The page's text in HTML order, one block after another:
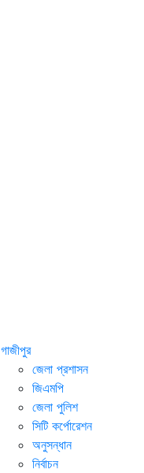
গাজীপুর
জেলা প্রশাসন
জিএমপি
জেলা পুলিশ
সিটি কর্পোরেশন
অনুসন্ধান
নির্বাচন